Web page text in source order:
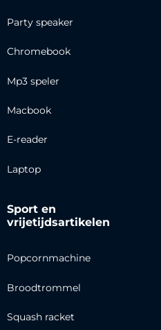
Party speaker
Chromebook
Mp3 speler
Macbook
E-reader
Laptop
Sport en
vrijetijdsartikelen
Popcornmachine
Broodtrommel
Squash racket